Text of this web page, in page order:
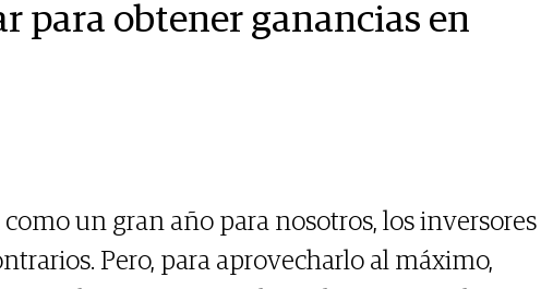
para obtener ganancias en
un gran año para nosotros, los inversores
Pero, para aprovecharlo al máximo,